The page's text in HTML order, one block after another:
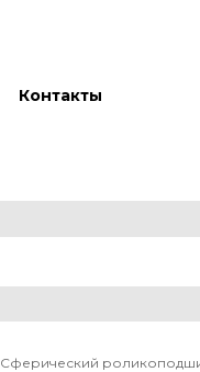
Контакты
Сферический